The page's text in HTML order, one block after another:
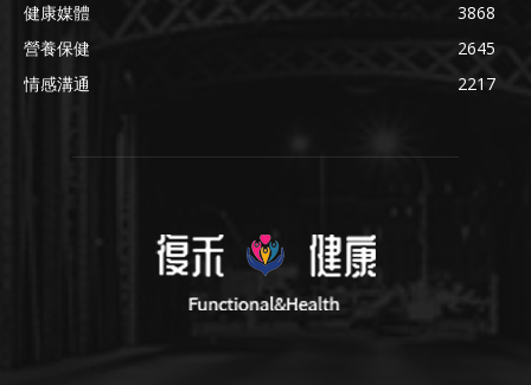
健康媒體
3868
營養保健
2645
情感溝通
2217